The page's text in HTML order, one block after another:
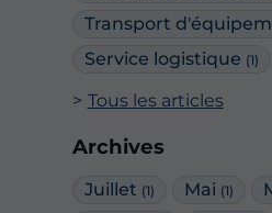
Transport
Service logistique (1)
Tous les articles
Archives
Juillet (1) Mai (1)